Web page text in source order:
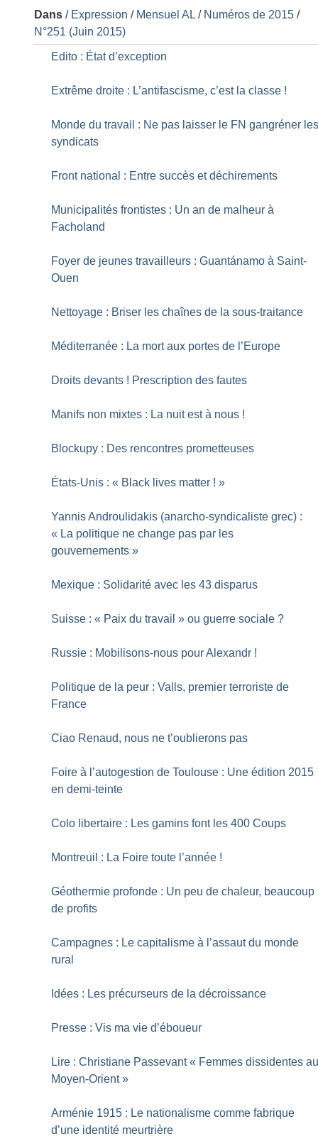
Dans / Expression / Mensuel AL / Numéros de 2015 /
N°251 (Juin 2015)
Edito : État d’exception
Extrême droite : L’antifascisme, c’est la classe !
Monde du travail : Ne pas laisser le FN gangréner
syndicats
Front national : Entre succès et déchirements
Municipalités frontistes : Un an de malheur à
Facholand
Foyer de jeunes travailleurs : Guantánamo à Saint-
Ouen
Nettoyage : Briser les chaînes de la sous-traitance
Méditerranée : La mort aux portes de l’Europe
Droits devants ! Prescription des fautes
Manifs non mixtes : La nuit est à nous !
Blockupy : Des rencontres prometteuses
États-Unis : « Black lives matter ! »
Yannis Androulidakis (anarcho-syndicaliste grec) :
« La politique ne change pas par les
gouvernements »
Mexique : Solidarité avec les 43 disparus
Suisse : « Paix du travail » ou guerre sociale ?
Russie : Mobilisons-nous pour Alexandr !
Politique de la peur : Valls, premier terroriste de
France
Ciao Renaud, nous ne t’oublierons pas
Foire à l’autogestion de Toulouse : Une édition 2015
en demi-teinte
Colo libertaire : Les gamins font les 400 Coups
Montreuil : La Foire toute l’année !
Géothermie profonde : Un peu de chaleur, beaucoup
de profits
Campagnes : Le capitalisme à l’assaut du monde
rural
Idées : Les précurseurs de la décroissance
Presse : Vis ma vie d’éboueur
Lire : Christiane Passevant « Femmes dissidentes
Moyen-Orient »
Arménie 1915 : Le nationalisme comme fabrique
d’une identité meurtrière